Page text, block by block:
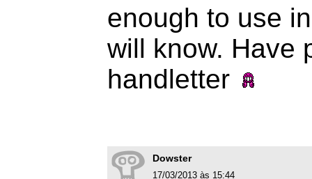
enough to use
will know. Have
handletter
Dowster
17/03/2013 às 15:44